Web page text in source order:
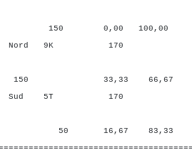
0,00 100,00
9K 170
33,33 66,67
5T 170
50 16,67 83,33